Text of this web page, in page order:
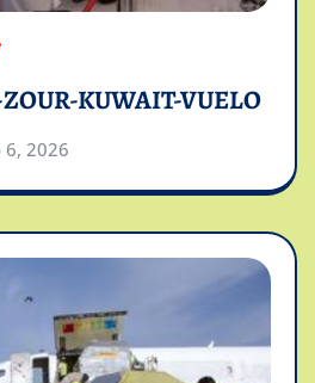
KUWAIT-VUELO
6, 2026